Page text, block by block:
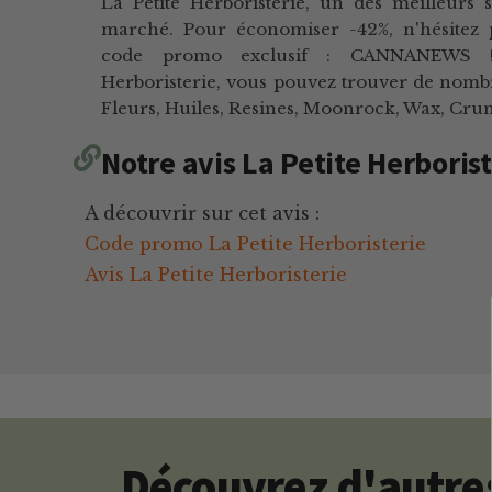
marché. Pour économiser -42%,
code promo exclusif :
Herboristerie, vous pouvez trouver de
Fleurs, Huiles, Resines, Moonrock, Wax,
Notre avis La Petite
A découvrir sur cet avis :
Code promo La Petite Herboristerie
Avis La Petite Herboristerie